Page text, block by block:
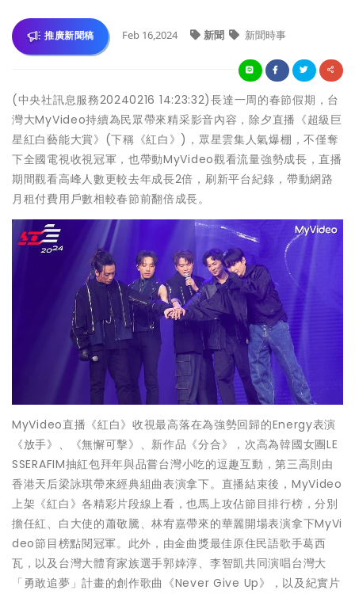
推廣新聞稿 Feb 16,2024 新聞 新聞時事
(中央社訊息服務20240216 14:23:32)長達一周的春節假期，台
灣大MyVideo持續為民眾帶來精采影音內容，除夕直播《超級巨
星紅白藝能大賞》(下稱《紅白》)，眾星雲集人氣爆棚，不僅奪
下全國電視收視冠軍，也帶動MyVideo觀看流量強勢成長，直播
期間觀看高峰人數更較去年成長2倍，刷新平台紀錄，帶動網路
月租付費用戶數相較春節前翻倍成長。
MyVideo直播《紅白》收視最高落在為強勢回歸的Energy表演
《放手》、《無懈可擊》、新作品《分合》，次高為韓國女團LE
SSERAFIM抽紅包拜年與品嘗台灣小吃的逗趣互動，第三高則由
香港天后梁詠琪帶來經典組曲表演拿下。直播結束後，MyVideo
上架《紅白》各精彩片段線上看，也馬上攻佔節目排行榜，分別
擔任紅、白大使的蕭敬騰、林宥嘉帶來的華麗開場表演拿下MyVi
deo節目榜點閱冠軍。此外，由金曲獎最佳原住民語歌手葛西
瓦，以及台灣大體育家族選手郭婞淳、李智凱共同演唱台灣大
「勇敢追夢」計畫的創作歌曲《Never Give Up》，以及紀實片